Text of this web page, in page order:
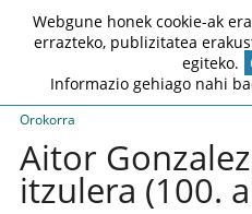
Orokorra
Aitor
itzulera (100.
Webgune honek cookie-ak
errazteko, publizitatea
egiteko.
Informazio gehiago nahi